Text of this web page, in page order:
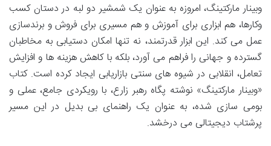
وبینار مارکتینگ، امروزه به عنوان یک شمشیر دو لبه در دستان کسب
وکارها، هم ابزاری برای آموزش و هم مسیری برای فروش و برندسازی
عمل می کند. این ابزار قدرتمند، نه تنها امکان دستیابی به مخاطبان
گسترده و جهانی را فراهم می آورد، بلکه با کاهش هزینه ها و افزایش
تعامل، انقلابی در شیوه های سنتی بازاریابی ایجاد کرده است. کتاب
«وبینار مارکتینگ» نوشته پگاه رهبر زارع، با رویکردی جامع، عملی و
بومی سازی شده، به عنوان یک راهنمای بی بدیل در این مسیر
پرشتاب دیجیتالی می درخشد.